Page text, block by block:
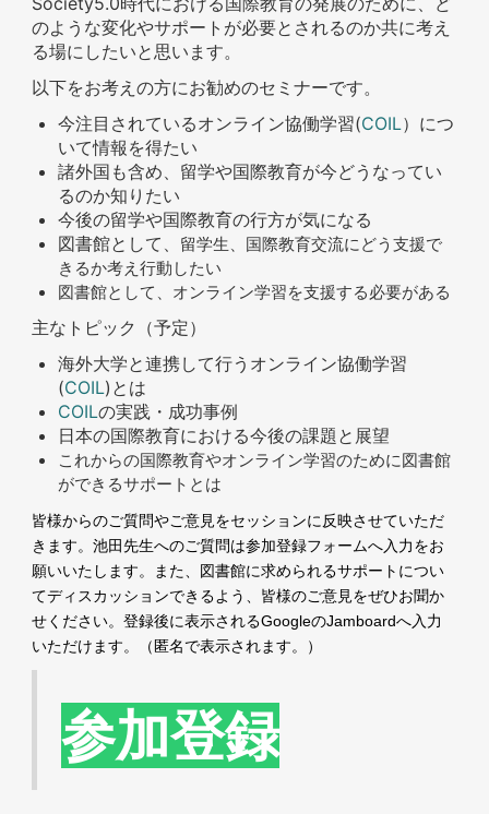
のような変化やサポートが必要とされるのか共に考え
る場にしたいと思います。
以下をお考えの方にお勧めのセミナーです。
今注目されているオンライン協働学習(COIL）につ
いて情報を得たい
諸外国も含め、留学や国際教育が今どうなってい
るのか知りたい
今後の留学や国際教育の行方が気になる
図書館として、
留学生、国際教育交流にどう支援で
きるか考え行動したい
図書館として、オンライン学習を支援する必要がある
主なトピック（予定）
海外大学と連携して行うオンライン協働学習
(COIL)とは
COILの実践・成功事例
日本の国際教育における今後の課題と展望
これからの国際教育やオンライン学習のために図書館
ができるサポートとは
皆様からのご質問やご意見をセッションに反映させていただ
きます。池田先生へのご質問は参加登録フォームへ入力をお
願いいたします。また、図書館に求められるサポートについ
てディスカッションできるよう、皆様のご意見をぜひお聞か
せください。登録後に表示されるGoogleのJamboardへ入力
いただけます。（匿名で表示されます。）
参加登録